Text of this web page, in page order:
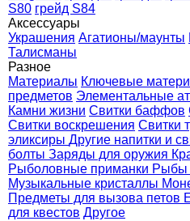
S80 грейд S84
Аксессуары
Украшения Агатионы/маунты
Талисманы
Разное
Материалы Ключевые
предметов Элементальные
Камни жизни Свитки баффов
Свитки воскрешения Свитки
эликсиры Другие напитки и
болты Заряды для оружия
Рыболовные приманки Рыбы
Музыкальные кристаллы
Предметы для вызова петов
для квестов Другое